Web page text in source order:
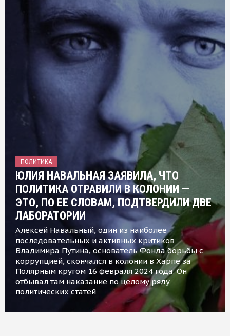
ПОЛИТИКА
ЮЛИЯ НАВАЛЬНАЯ ЗАЯВИЛА, ЧТО
ПОЛИТИКА ОТРАВИЛИ В КОЛОНИИ —
ЭТО, ПО ЕЕ СЛОВАМ, ПОДТВЕРДИЛИ ДВЕ
ЛАБОРАТОРИИ
Алексей Навальный, один из наиболее
последовательных и активных критиков
Владимира Путина, основатель Фонда борьбы с
коррупцией, скончался в колонии в Харпе за
Полярным кругом 16 февраля 2024 года. Он
отбывал там наказание по целому ряду
политических статей